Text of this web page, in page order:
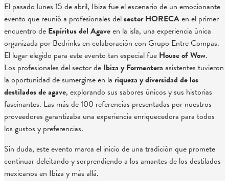
El pasado lunes 15 de abril, Ibiza fue el escenario de un emocionante
evento que reunió a profesionales delsector HORECAen el primer
encuentro de Espíritus del Agaveen la isla, una experiencia única
organizada por Bedrinks en colaboración con Grupo Entre Compas.
El lugar elegido para este evento tan especial fue House of Wow.
Los profesionales del sector de Ibiza y Formentera asistentes tuvieron
la oportunidad de sumergirse en la riqueza y diversidad de los
destilados de agave, explorando sus sabores únicos y sus historias
fascinantes. Las más de 100 referencias presentadas por nuestros
proveedores garantizaba una experiencia enriquecedora para todos
los gustos y preferencias.
Sin duda, este evento marca el inicio de una tradición que promete
continuar deleitando y sorprendiendo a los amantes de los destilados
mexicanos en Ibiza y más allá.